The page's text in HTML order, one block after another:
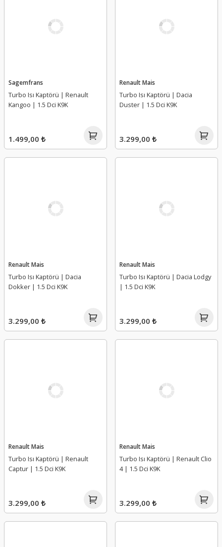
Sagemfrans
Turbo Isı Kaptörü | Renault
Kangoo | 1.5 Dci K9K
1.499,00 ₺
Renault Mais
Turbo Isı Kaptörü | Dacia
Duster | 1.5 Dci K9K
3.299,00 ₺
Renault Mais
Turbo Isı Kaptörü | Dacia
Dokker | 1.5 Dci K9K
3.299,00 ₺
Renault Mais
Turbo Isı Kaptörü | Dacia Lodgy
| 1.5 Dci K9K
3.299,00 ₺
Renault Mais
Turbo Isı Kaptörü | Renault
Captur | 1.5 Dci K9K
3.299,00 ₺
Renault Mais
Turbo Isı Kaptörü | Renault Clio
4 | 1.5 Dci K9K
3.299,00 ₺